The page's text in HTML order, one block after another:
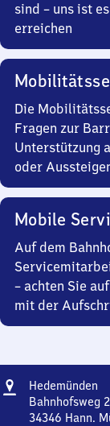
sind – uns ist
erreichen
Die
Fragen zur
Unterstützung
oder
Mobile
Auf dem
– achten Sie
mit der
Adresse
Hedemünden
Bahnhofsweg 2
34346 Hann.